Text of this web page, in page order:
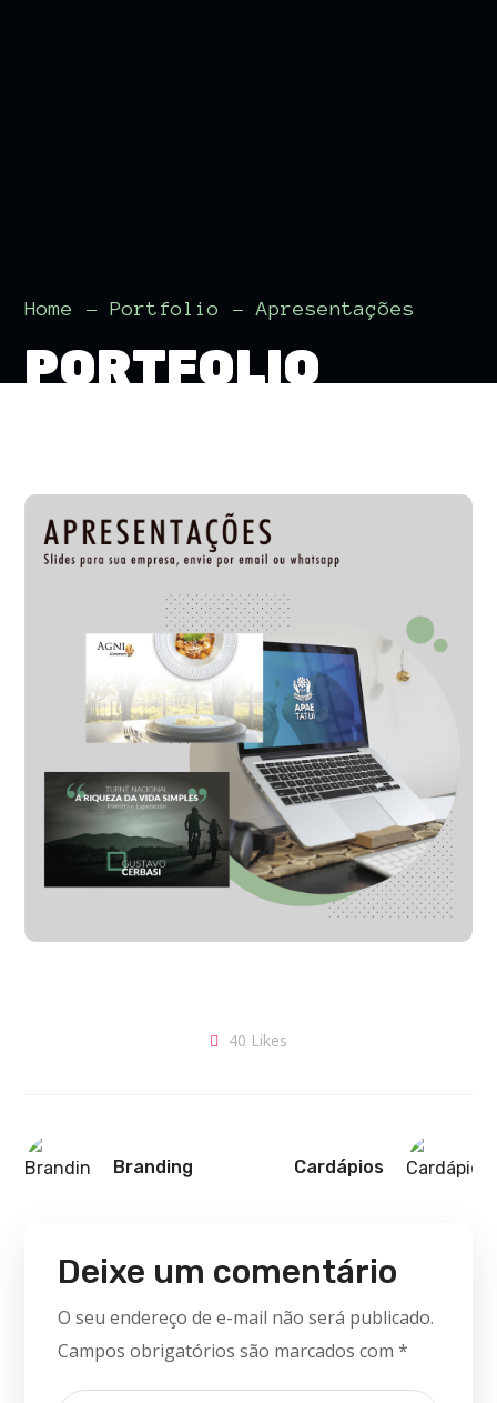
Home Portfolio Apresentações
PORTFOLIO
40 Likes
Branding Cardápios
Deixe um comentário
O seu endereço de e-mail não será publicado.
Campos obrigatórios são marcados com*